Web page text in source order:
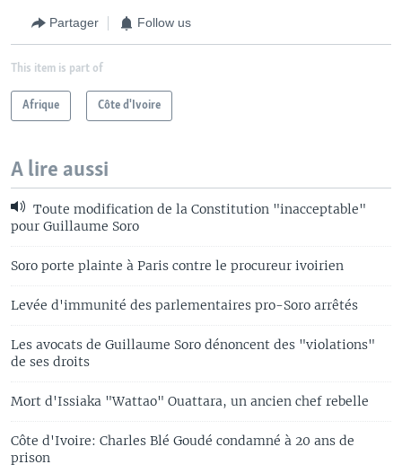
Partager Follow us
This item is part of
Afrique Côte d'Ivoire
A lire aussi
Toute modification de la Constitution "inacceptable"
pour Guillaume Soro
Soro porte plainte à Paris contre le procureur ivoirien
Levée d'immunité des parlementaires pro-Soro arrêtés
Les avocats de Guillaume Soro dénoncent des "violations"
de ses droits
Mort d'Issiaka "Wattao" Ouattara, un ancien chef rebelle
Côte d'Ivoire: Charles Blé Goudé condamné à 20 ans de
prison